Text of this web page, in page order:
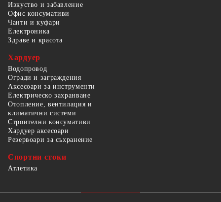
Изкуство и забавление
Офис консумативи
Чанти и куфари
Електроника
Здраве и красота
Хардуер
Водопровод
Огради и заграждения
Аксесоари за инструменти
Електрическо захранване
Отопление, вентилация и
климатични системи
Строителни консумативи
Хардуер аксесоари
Резервоари за съхранение
Спортни стоки
Атлетика